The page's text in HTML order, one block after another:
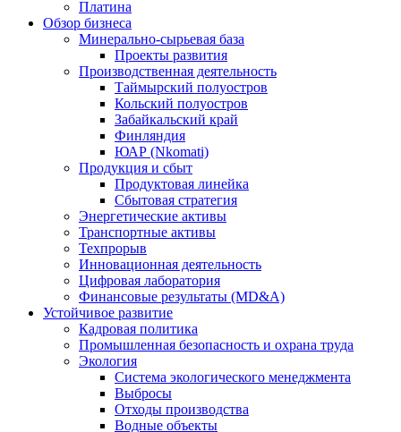
Платина
Обзор бизнеса
Минерально-сырьевая база
Проекты развития
Производственная деятельность
Таймырский полуостров
Кольский полуостров
Забайкальский край
Финляндия
ЮАР (Nkomati)
Продукция и сбыт
Продуктовая линейка
Сбытовая стратегия
Энергетические активы
Транспортные активы
Техпрорыв
Инновационная деятельность
Цифровая лаборатория
Финансовые результаты (MD&A)
Устойчивое развитие
Кадровая политика
Промышленная безопасность и охрана труда
Экология
Система экологического менеджмента
Выбросы
Отходы производства
Водные объекты